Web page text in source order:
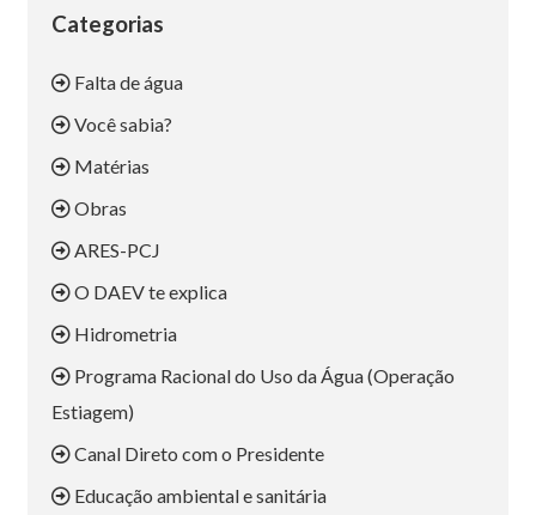
Categorias
Falta de água
Você sabia?
Matérias
Obras
ARES-PCJ
O DAEV te explica
Hidrometria
Programa Racional do Uso da Água (Operação
Estiagem)
Canal Direto com o Presidente
Educação ambiental e sanitária